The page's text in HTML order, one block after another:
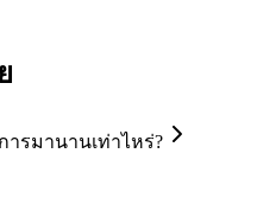
การมานานเท่าไหร่?